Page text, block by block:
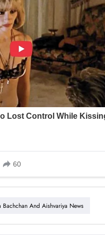
Bachchan And Aishvariya News